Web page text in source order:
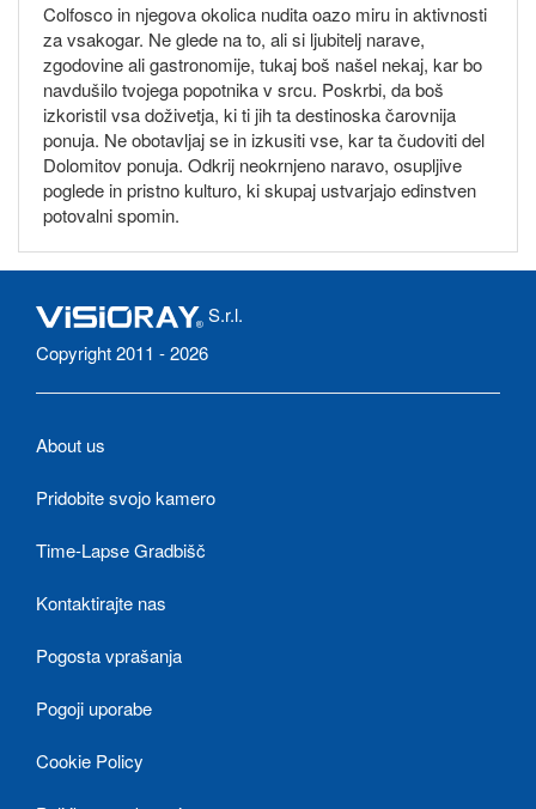
Colfosco in njegova okolica nudita oazo miru in aktivnosti
za vsakogar. Ne glede na to, ali si ljubitelj narave,
zgodovine ali gastronomije, tukaj boš našel nekaj, kar bo
navdušilo tvojega popotnika v srcu. Poskrbi, da boš
izkoristil vsa doživetja, ki ti jih ta destinoska čarovnija
ponuja. Ne obotavljaj se in izkusiti vse, kar ta čudoviti del
Dolomitov ponuja. Odkrij neokrnjeno naravo, osupljive
poglede in pristno kulturo, ki skupaj ustvarjajo edinstven
potovalni spomin.
S.r.l.
Copyright 2011 - 2026
About us
Pridobite svojo kamero
Time-Lapse Gradbišč
Kontaktirajte nas
Pogosta vprašanja
Pogoji uporabe
Cookie Policy